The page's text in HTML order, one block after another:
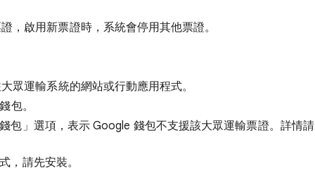
，啟用新票證時，系統會停用其他票證。
眾運輸系統的網站或行動應用程式。
包。
包」選項，表示 Google 錢包不支援該大眾運輸票證。詳情請
，請先安裝。